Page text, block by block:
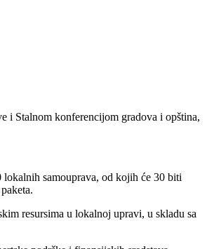
i Stalnom konferencijom gradova i opština,
lokalnih samouprava, od kojih će 30 biti
resursima u lokalnoj upravi, u skladu sa